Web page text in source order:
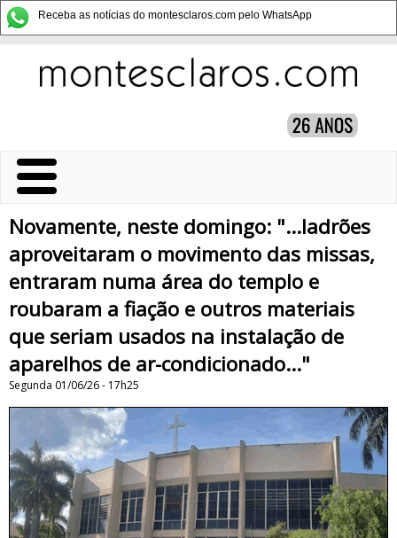
Receba as notícias do montesclaros.com pelo WhatsApp
Novamente, neste domingo: "...ladrões
aproveitaram o movimento das missas,
entraram numa área do templo e
roubaram a fiação e outros materiais
que seriam usados na instalação de
aparelhos de ar-condicionado..."
Segunda 01/06/26 - 17h25